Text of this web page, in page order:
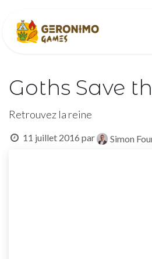
Goths Save
Retrouvez la reine
11 juillet 2016 par Simon